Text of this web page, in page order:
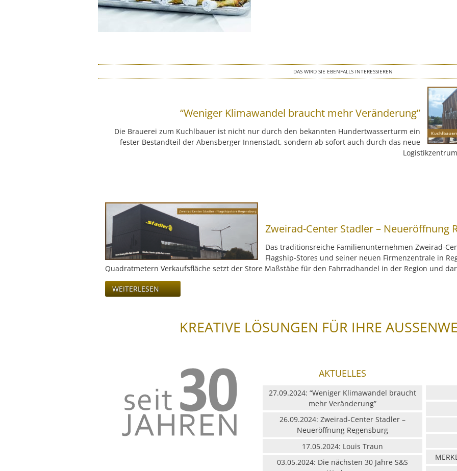
DAS WIRD SIE EBENFALLS INTERESSIEREN
“Weniger Klimawandel braucht mehr Veränderung”
Die Brauerei zum Kuchlbauer ist nicht nur durch den bekannten Hundertwasserturm ein
fester Bestandteil der Abensberger Innenstadt, sondern ab sofort auch durch das neue
Zweirad-Center Stadler – Neueröffnung
Das traditionsreiche Familienunternehmen Zweirad-
Flagship-Stores und seiner neuen Firmenzentrale in
Quadratmetern Verkaufsfläche setzt der Store Maßstäbe für den Fahrradhandel in der Region und
WEITERLESEN
KREATIVE LÖSUNGEN FÜR IHRE
AKTUELLES
27.09.2024: “Weniger Klimawandel braucht
mehr Veränderung”
26.09.2024: Zweirad-Center Stadler –
Neueröffnung Regensburg
17.05.2024: Louis Traun
03.05.2024: Die nächsten 30 Jahre S&S